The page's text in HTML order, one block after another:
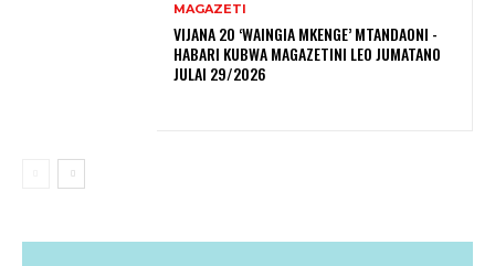
MAGAZETI
VIJANA 20 ‘WAINGIA MKENGE’ MTANDAONI -
HABARI KUBWA MAGAZETINI LEO JUMATANO
JULAI 29/2026